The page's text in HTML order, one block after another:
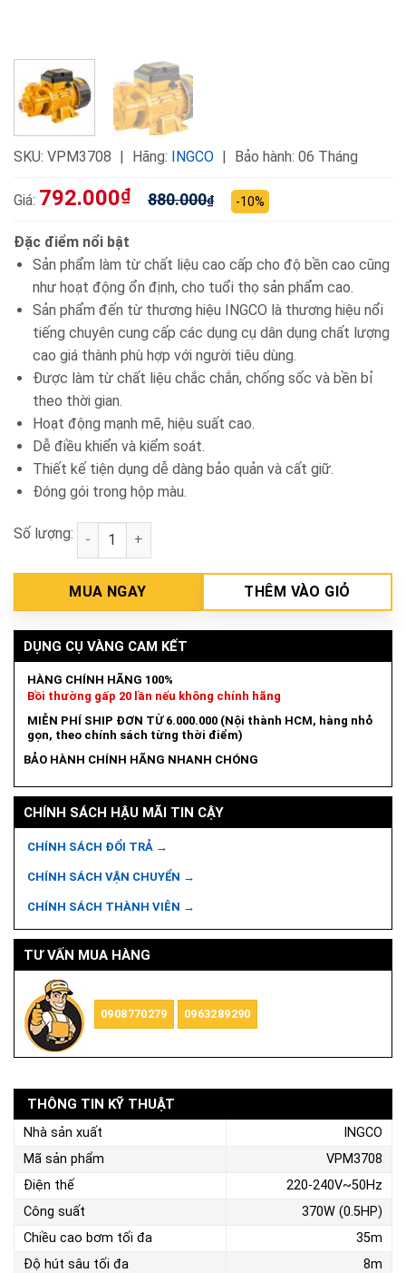
SKU: VPM3708 Hãng: INGCO Bảo hành: 06 Tháng
Giá: 792.000₫ 880.000₫ -10%
Đặc điểm nổi bật
Sản phẩm làm từ chất liệu cao cấp cho độ bền cao cũng
như hoạt động ổn định, cho tuổi thọ sản phẩm cao.
Sản phẩm đến từ thương hiệu INGCO là thương hiệu nổi
tiếng chuyên cung cấp các dụng cụ dân dụng chất lượng
cao giá thành phù hợp với người tiêu dùng.
Được làm từ chất liệu chắc chắn, chống sốc và bền bỉ
theo thời gian.
Hoạt động mạnh mẽ, hiệu suất cao.
Dễ điều khiển và kiểm soát.
Thiết kế tiện dụng dễ dàng bảo quản và cất giữ.
Đóng gói trong hộp màu.
Số lượng: Máy bơm nước INGCO VPM3708 số lượng
MUA NGAY THÊM VÀO GIỎ
DỤNG CỤ VÀNG CAM KẾT
HÀNG CHÍNH HÃNG 100%
Bồi thường gấp 20 lần nếu không chính hãng
MIỄN PHÍ SHIP ĐƠN TỪ 6.000.000 (Nội thành HCM, hàng nhỏ
gọn, theo chính sách từng thời điểm)
BẢO HÀNH CHÍNH HÃNG NHANH CHÓNG
CHÍNH SÁCH HẬU MÃI TIN CẬY
CHÍNH SÁCH ĐỔI TRẢ →
CHÍNH SÁCH VẬN CHUYỂN →
CHÍNH SÁCH THÀNH VIÊN →
TƯ VẤN MUA HÀNG
0908770279 0963289290
THÔNG TIN KỸ THUẬT
Nhà sản xuất
INGCO
Mã sản phẩm
VPM3708
Điện thế
220-240V~50Hz
Công suất
370W (0.5HP)
Chiều cao bơm tối đa
35m
Độ hút sâu tối đa
8m